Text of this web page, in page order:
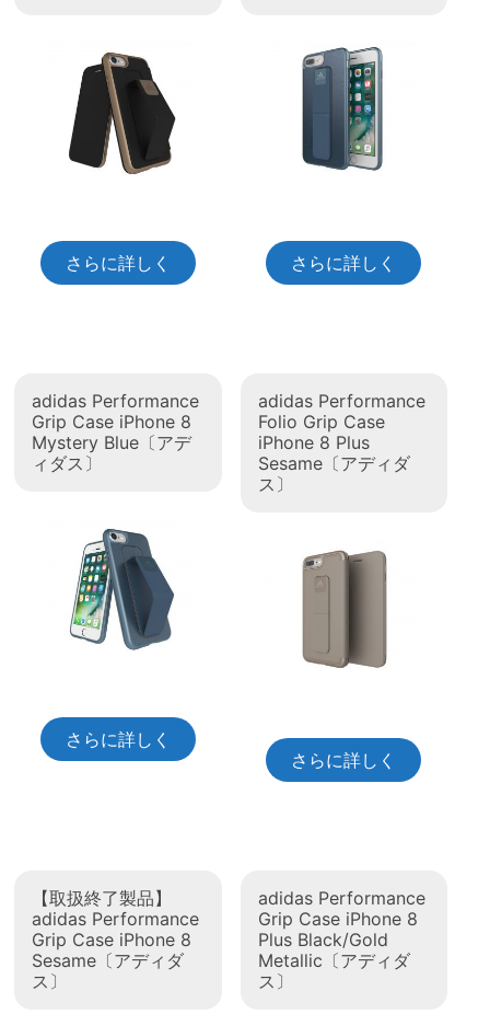
さらに詳しく さらに詳しく
adidas Performance
Grip Case iPhone 8
Mystery Blue〔アデ
ィダス〕
さらに詳しく
adidas Performance
Folio Grip Case
iPhone 8 Plus
Sesame〔アディダ
ス〕
さらに詳しく
【取扱終了製品】
adidas Performance
Grip Case iPhone 8
Sesame〔アディダ
ス〕
adidas Performance
Grip Case iPhone 8
Plus Black/Gold
Metallic〔アディダ
ス〕